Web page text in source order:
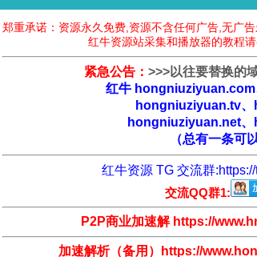
郑重承诺：资源永久免费,资源不含任何广告,无广
红牛资源站采集和播放器的教程
紧急公告： >>>以往要替换的
红牛
hongniuziyuan.tv
hongniuziyuan.net
（总有一条可
红牛资源 TG 交流群:
交流QQ群1:
P2P商业加速解 https://
加速解析（备用）https://